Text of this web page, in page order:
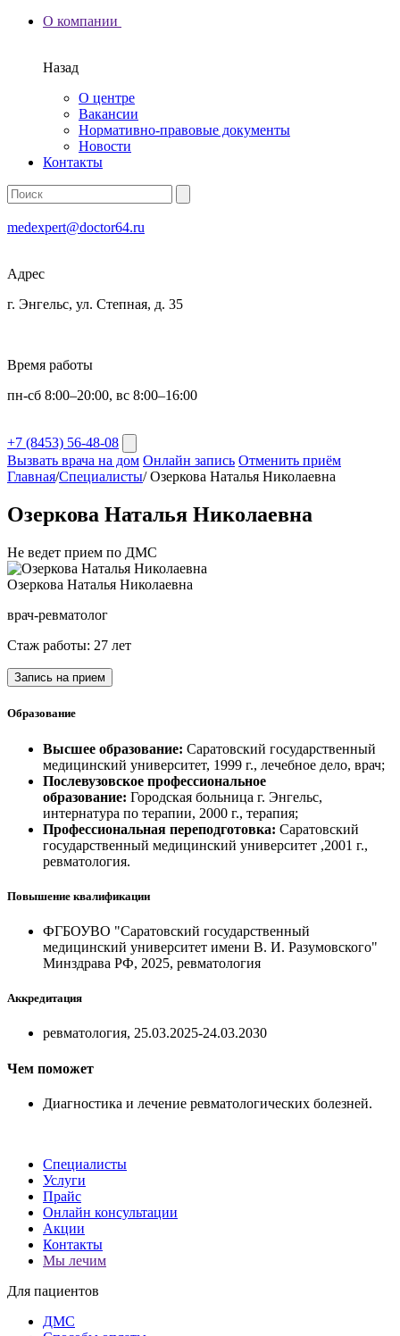
О компании
Назад
О центре
Вакансии
Нормативно-правовые документы
Новости
Контакты
medexpert@doctor64.ru
Адрес
г. Энгельс, ул. Степная, д. 35
Время работы
пн-сб 8:00–20:00, вс 8:00–16:00
+7 (8453) 56-48-08
Вызвать врача на дом Онлайн запись Отменить приём
Главная/Специалисты/ Озеркова Наталья Николаевна
Озеркова Наталья Николаевна
Не ведет прием по ДМС
Озеркова Наталья Николаевна
врач-ревматолог
Стаж работы: 27 лет
Запись на прием
Образование
Высшее образование: Саратовский государственный
медицинский университет, 1999 г., лечебное дело, врач;
Послевузовское профессиональное
образование: Городская больница г. Энгельс,
интернатура по терапии, 2000 г., терапия;
Профессиональная переподготовка: Саратовский
государственный медицинский университет ,2001 г.,
ревматология.
Повышение квалификации
ФГБОУВО "Саратовский государственный
медицинский университет имени В. И. Разумовского"
Минздрава РФ, 2025, ревматология
Аккредитация
ревматология, 25.03.2025-24.03.2030
Чем поможет
Диагностика и лечение ревматологических болезней.
Специалисты
Услуги
Прайс
Онлайн консультации
Акции
Контакты
Мы лечим
Для пациентов
ДМС